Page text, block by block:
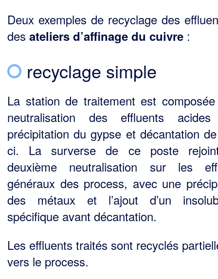
Deux exemples de recyclage des
des ateliers d’affinage du cuivre :
recyclage simple
La station de traitement est composée
neutralisation des effluents
précipitation du gypse et décantation
ci. La surverse de ce poste
deuxième neutralisation sur les
généraux des process, avec une
des métaux et l’ajout d’un
spécifique avant décantation.
Les effluents traités sont recyclés
vers le process.